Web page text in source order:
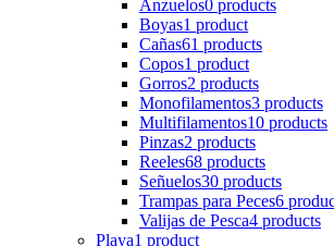
Anzuelos0 products
Boyas1 product
Cañas61 products
Copos1 product
Gorros2 products
Monofilamentos3 products
Multifilamentos10 products
Pinzas2 products
Reeles68 products
Señuelos30 products
Trampas para Peces6
Valijas de Pesca4 products
Playa1 product